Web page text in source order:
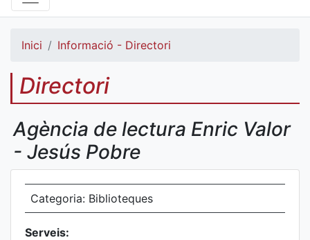
Inici Informació - Directori
Directori
Agència de lectura Enric Valor
- Jesús Pobre
Categoria: Biblioteques
Serveis: